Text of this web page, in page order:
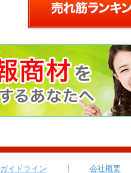
ガイドライン 会社概要